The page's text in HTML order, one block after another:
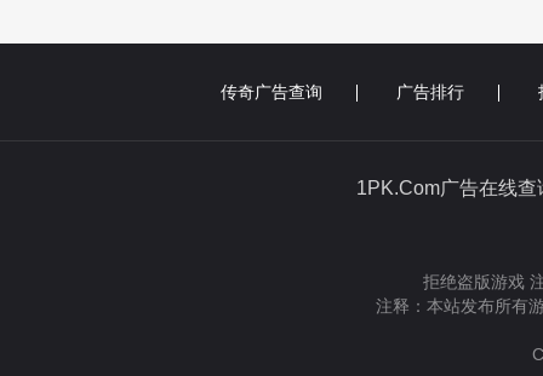
传奇广告查询 广告排行
1PK.Com广告在
拒绝盗版游戏
注释：本站发布所有